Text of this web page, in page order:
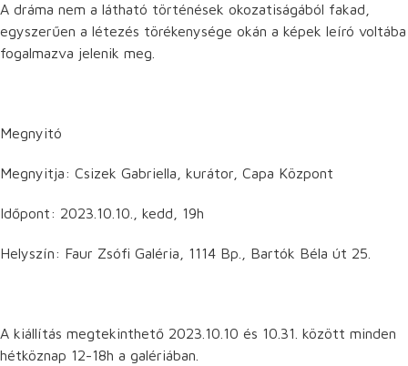
A dráma nem a látható történések okozatiságából fakad,
egyszerűen a létezés törékenysége okán a képek leíró voltába
fogalmazva jelenik meg.
Megnyitó
Megnyitja: Csizek Gabriella, kurátor, Capa Központ
Időpont: 2023.10.10., kedd, 19h
Helyszín: Faur Zsófi Galéria, 1114 Bp., Bartók Béla út 25.
A kiállítás megtekinthető 2023.10.10 és 10.31. között minden
hétköznap 12-18h a galériában.